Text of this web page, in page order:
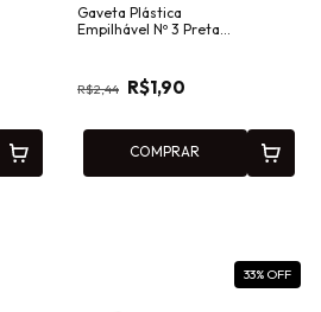
Gaveta Plástica
Empilhável Nº 3 Preta
R$2,44 R$1,90
COMPRAR
33% OFF